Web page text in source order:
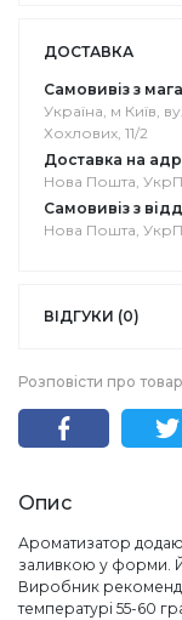
ДОСТАВКА
Самовивіз з
Україна, м Київ,
Хохлових, 11/2
Доставка на
Нова Пошта,
Самовивіз з
Нова Пошта,
ВІДГУКИ (0)
Розповісти про товар
Опис
Ароматизатор
заливкою у форми.
Виробник
температурі 55-60